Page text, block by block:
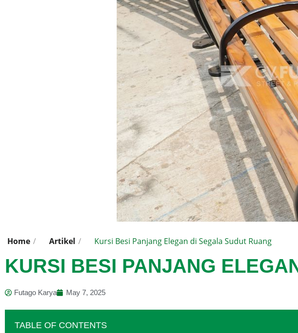
Home / Artikel / Kursi Besi Panjang Elegan di Segala Sudut Ruang
KURSI BESI PANJANG
Futago Karya May 7, 2025
TABLE OF CONTENTS